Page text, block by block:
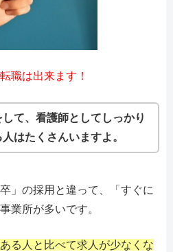
職は出来ます！
て、看護師としてしっかり
はたくさんいますよ。
」の採用と違って、「すぐに
業所が多いです。
る人と比べて求人が少なくな